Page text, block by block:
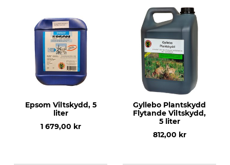
Epsom Viltskydd, 5
liter
1 679,00 kr
Gyllebo Plantskydd
Flytande Viltskydd,
5 liter
812,00 kr